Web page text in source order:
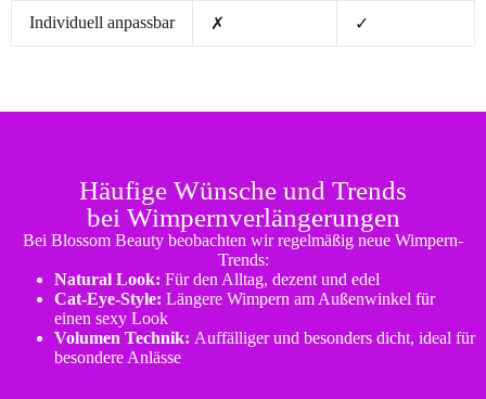
Individuell anpassbar ✗ ✓
Häufige Wünsche und Trends
bei Wimpernverlängerungen
Bei Blossom Beauty beobachten wir regelmäßig neue Wimpern-
Trends:
Natural Look: Für den Alltag, dezent und edel
Cat-Eye-Style: Längere Wimpern am Außenwinkel für
einen sexy Look
Volumen Technik: Auffälliger und besonders dicht, ideal für
besondere Anlässe